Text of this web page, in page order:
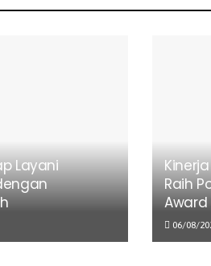
Layani
Raih
Award
06/08/